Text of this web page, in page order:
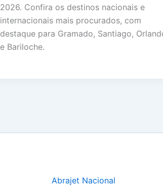
2026. Confira os destinos nacionais e
internacionais mais procurados, com
destaque para Gramado, Santiago,
e Bariloche.
Abrajet Nacional